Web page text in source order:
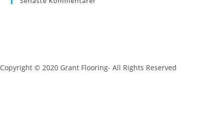
Copyright © 2020 Grant Flooring- All Rights Reserved